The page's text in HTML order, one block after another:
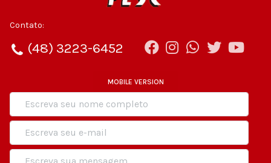
Contato:
(48) 3223-6452
MOBILE VERSION